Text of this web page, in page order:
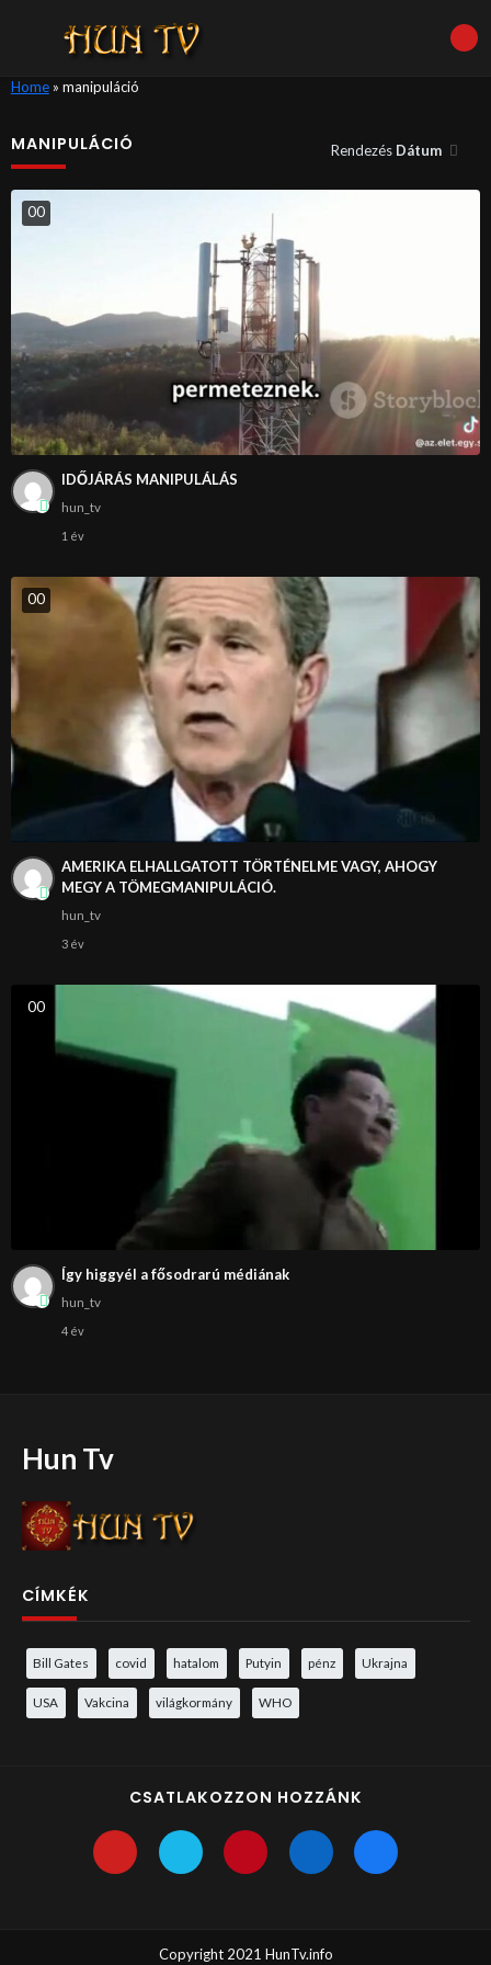
Home» manipuláció
MANIPULÁCIÓ Rendezés Dátum
00
IDŐJÁRÁS MANIPULÁLÁS
hun_tv
1 év
00
AMERIKA ELHALLGATOTT TÖRTÉNELME VAGY, AHOGY
MEGY A TÖMEGMANIPULÁCIÓ.
hun_tv
3 év
00
Így higgyél a fősodrarú médiának
hun_tv
4 év
Hun Tv
CÍMKÉK
Bill Gates covid hatalom Putyin pénz Ukrajna
USA Vakcina világkormány WHO
CSATLAKOZZON HOZZÁNK
Copyright 2021 HunTv.info